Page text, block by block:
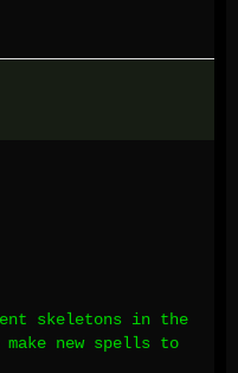
skeletons in the
new spells to